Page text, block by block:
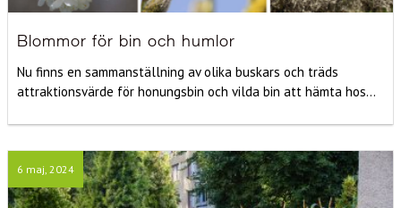
Blommor för bin och humlor
Nu finns en sammanställning av olika buskars och träds
attraktionsvärde för honungsbin och vilda bin att hämta hos...
6 maj, 2024